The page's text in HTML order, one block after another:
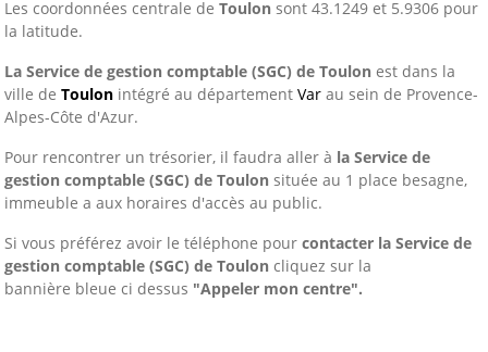
Les coordonnées centrale de Toulon sont 43.1249 et 5.9306 pour
la latitude.
La Service de gestion comptable (SGC) de Toulon est dans la
ville de Toulon intégré au département Var au sein de Provence-
Alpes-Côte d'Azur.
Pour rencontrer un trésorier, il faudra aller à la Service de
gestion comptable (SGC) de Toulon située au 1 place besagne,
immeuble a aux horaires d'accès au public.
Si vous préférez avoir le téléphone pour contacter la Service de
gestion comptable (SGC) de Toulon cliquez sur la
bannière bleue ci dessus "Appeler mon centre".